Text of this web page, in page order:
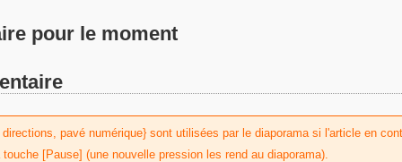
pour le moment
pavé numérique} sont utilisées par le diaporama si l'article en
[Pause] (une nouvelle pression les rend au diaporama).